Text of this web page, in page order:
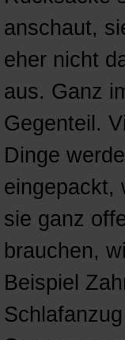
anschaut,
eher nicht
aus. Ganz
Gegenteil.
Dinge
eingepackt,
sie ganz
brauchen,
Beispiel